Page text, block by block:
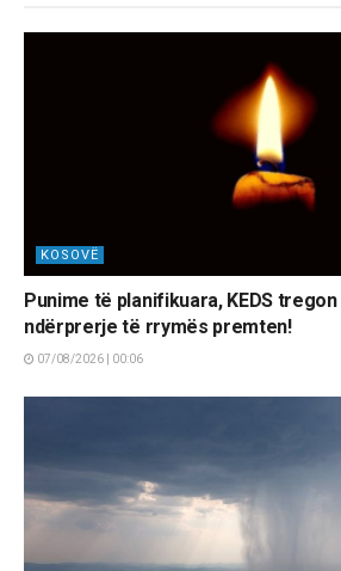
KOSOVË
Punime të planifikuara, KEDS
ndërprerje të rrymës premten!
07/08/2026 | 00:06